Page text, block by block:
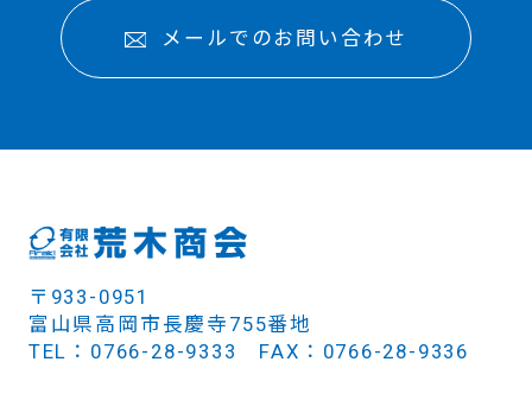
メールでのお問い合わせ
〒933-0951
富山県高岡市長慶寺755番地
TEL：0766-28-9333 FAX：0766-28-9336